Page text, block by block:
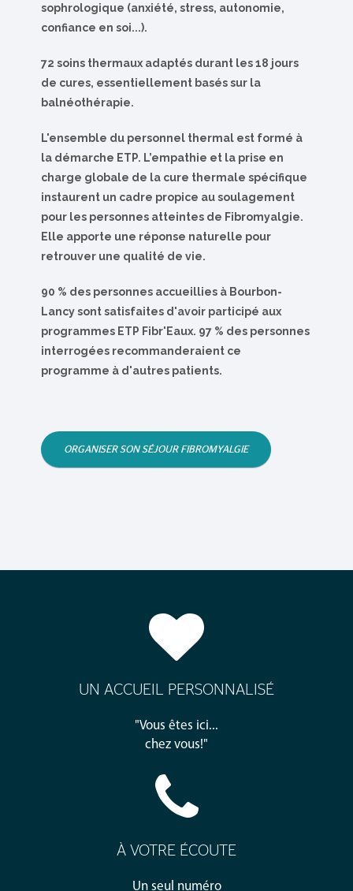
sophrologique (anxiété, stress, autonomie,
confiance en soi...).
72 soins thermaux adaptés durant les 18 jours
de cures, essentiellement basés sur la
balnéothérapie.
L'ensemble du personnel thermal est formé à
la démarche ETP. L’empathie et la prise en
charge globale de la cure thermale spécifique
instaurent un cadre propice au soulagement
pour les personnes atteintes de Fibromyalgie.
Elle apporte une réponse naturelle pour
retrouver une qualité de vie.
90 % des personnes accueillies à Bourbon-
Lancy sont satisfaites d'avoir participé aux
programmes ETP Fibr'Eaux. 97 % des personnes
interrogées recommanderaient ce
programme à d'autres patients.
ORGANISER SON SÉJOUR FIBROMYALGIE
UN ACCUEIL PERSONNALISÉ
"Vous êtes ici...
chez vous!"
À VOTRE ÉCOUTE
Un seul numéro